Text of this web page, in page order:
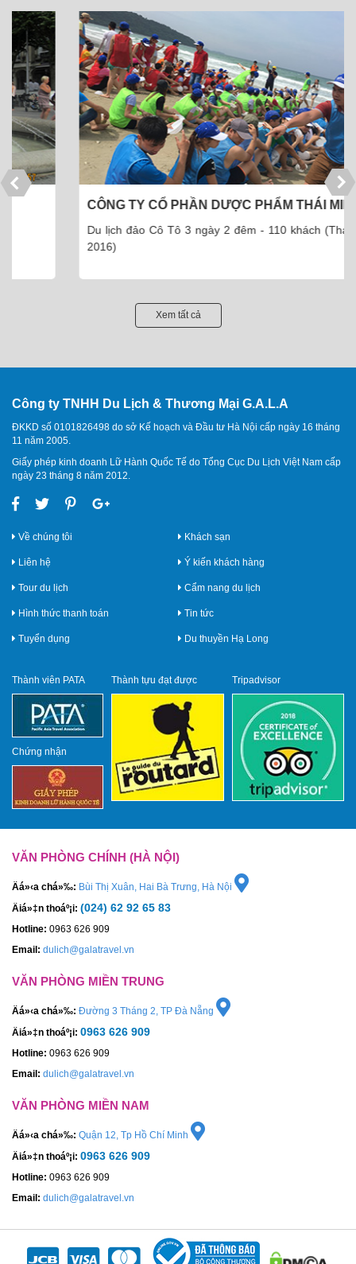
CÔNG TY CỔ PHẦN DƯỢC PHẨM THÁI MINH
Du lịch đảo Cô Tô 3 ngày 2 đêm - 110 khách (Tháng 5 -
Xem tất cả
Công ty TNHH Du Lịch & Thương Mại G.A.L.A
ĐKKD số 0101826498 do sở Kế hoạch và Đầu tư Hà Nội cấp ngày 16 tháng
11 năm 2005.
Giấy phép kinh doanh Lữ Hành Quốc Tế do Tổng Cục Du Lịch Việt Nam cấp
ngày 23 tháng 8 năm 2012.
Về chúng tôi
Liên hệ
Tour du lịch
Hình thức thanh toán
Tuyển dụng
Khách sạn
Ý kiến khách hàng
Cẩm nang du lịch
Tin tức
Du thuyền Hạ Long
Thành viên PATA
Chứng nhận
Thành tựu đạt được Tripadvisor
VĂN PHÒNG CHÍNH (HÀ NỘI)
Äá»‹a chá»‰: Bùi Thị Xuân, Hai Bà Trưng, Hà Nội
Äiá»‡n thoáº¡i: (024) 62 92 65 83
Hotline: 0963 626 909
Email: dulich@galatravel.vn
VĂN PHÒNG MIỀN TRUNG
Äá»‹a chá»‰: Đường 3 Tháng 2, TP Đà Nẵng
Äiá»‡n thoáº¡i: 0963 626 909
Hotline: 0963 626 909
Email: dulich@galatravel.vn
VĂN PHÒNG MIỀN NAM
Äá»‹a chá»‰: Quận 12, Tp Hồ Chí Minh
Äiá»‡n thoáº¡i: 0963 626 909
Hotline: 0963 626 909
Email: dulich@galatravel.vn